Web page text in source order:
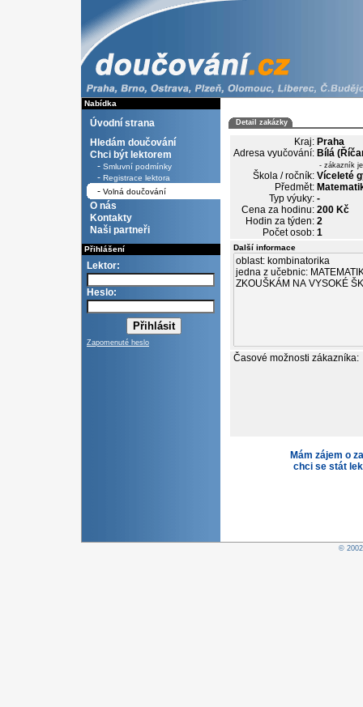
Nabídka
Úvodní strana
Hledám doučování
Chci být lektorem
- Smluvní podmínky
- Registrace lektora
- Volná doučování
O nás
Kontakty
Naši partneři
Přihlášení
Lektor:
Heslo:
Zapomenuté heslo
Detail zakázky
Kraj: Praha
Adresa vyučování: Bílá
- zákazník
Škola / ročník: Víceleté
Předmět:
Typ výuky: -
Cena za hodinu: 200 Kč
Hodin za týden: 2
Počet osob: 1
Další informace
Časové možnosti zákazníka:
Mám zájem o
chci se stát
©